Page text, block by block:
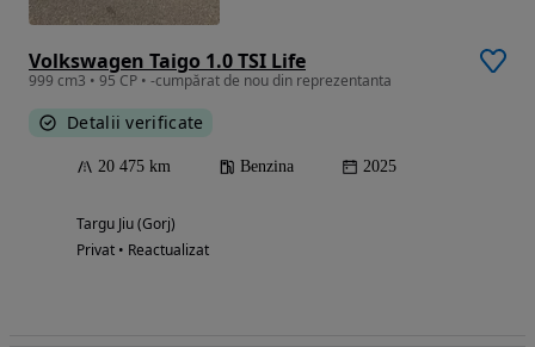
Volkswagen Taigo 1.0 TSI Life
999 cm3 • 95 CP • -cumpărat de nou din reprezentanta
Detalii verificate
20 475 km Benzina 2025
Targu Jiu (Gorj)
Privat • Reactualizat